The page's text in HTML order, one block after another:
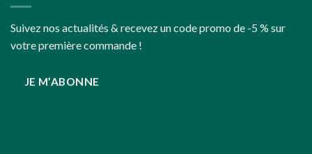
Suivez nos actualités & recevez un code promo de -5 % sur
votre première commande !
JE M’ABONNE